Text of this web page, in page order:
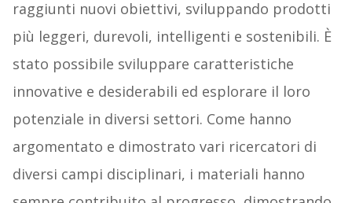
raggiunti nuovi obiettivi, sviluppando prodotti
più leggeri, durevoli, intelligenti e sostenibili. È
stato possibile sviluppare caratteristiche
innovative e desiderabili ed esplorare il loro
potenziale in diversi settori. Come hanno
argomentato e dimostrato vari ricercatori di
diversi campi disciplinari, i materiali hanno